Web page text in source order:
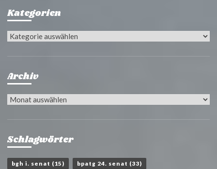
Kategorien
Kategorien
Archiv
Archiv
Schlagwörter
bgh i. senat (15) bpatg 24. senat (33)